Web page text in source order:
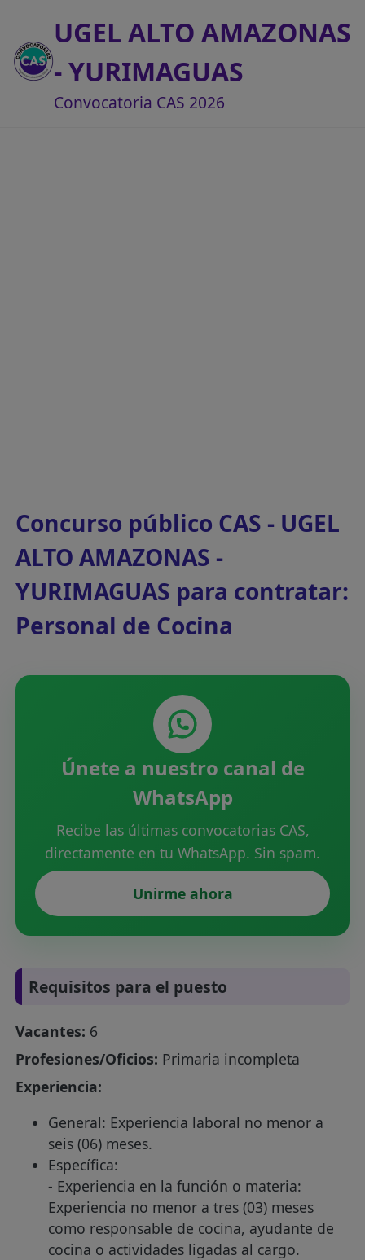
UGEL ALTO AMAZONAS
- YURIMAGUAS
Convocatoria CAS 2026
Concurso público CAS - UGEL
ALTO AMAZONAS -
YURIMAGUAS para contratar:
Personal de Cocina
Únete a nuestro canal de
WhatsApp
Recibe las últimas convocatorias CAS,
directamente en tu WhatsApp. Sin spam.
Unirme ahora
Requisitos para el puesto
Vacantes: 6
Profesiones/Oficios: Primaria incompleta
Experiencia:
General: Experiencia laboral no menor a
seis (06) meses.
Específica:
- Experiencia en la función o materia:
Experiencia no menor a tres (03) meses
como responsable de cocina, ayudante de
cocina o actividades ligadas al cargo.